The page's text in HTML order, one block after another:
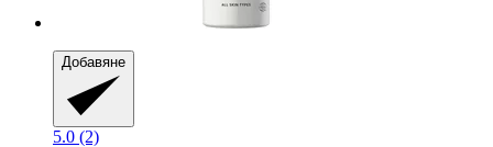
Добавяне
5.0 (2)